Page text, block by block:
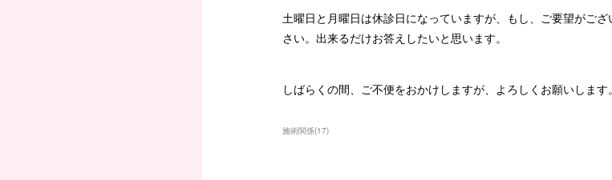
土曜日と月曜日は休診日になっていますが、もし、ご要望がご
さい。出来るだけお答えしたいと思います。
しばらくの間、ご不便をおかけしますが、よろしくお願いします。
施術関係(17)